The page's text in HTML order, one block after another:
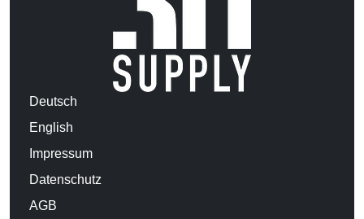
Deutsch
English
Impressum
Datenschutz
AGB